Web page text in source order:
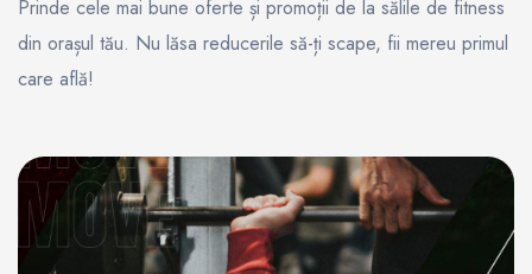
Prinde cele mai bune oferte și promoții de la sălile de fitness
din orașul tău. Nu lăsa reducerile să-ți scape, fii mereu primul
care află!